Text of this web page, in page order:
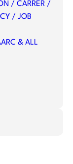
/ CARRER /
/ JOB
& ALL